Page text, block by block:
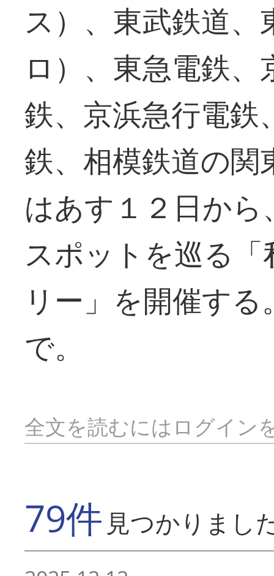
ス）、東武鉄道
ロ）、東急電鉄
鉄、京浜急行電鉄
鉄、相模鉄道の関
はあす１２日か
スポットを巡る
リー」を開催す
で。
全文を読むにはログイン
79件 見つかりまし